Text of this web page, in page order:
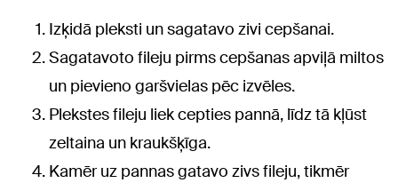
Izķidā pleksti un sagatavo zivi cepšanai.
Sagatavoto fileju pirms cepšanas apviļā miltos
un pievieno garšvielas pēc izvēles.
Plekstes fileju liek cepties pannā, līdz tā kļūst
zeltaina un kraukšķīga.
Kamēr uz pannas gatavo zivs fileju, tikmēr